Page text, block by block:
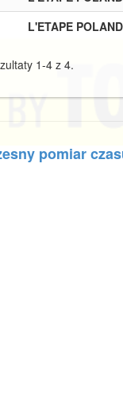
L'ETAPE
1-4 z 4.
pomiar